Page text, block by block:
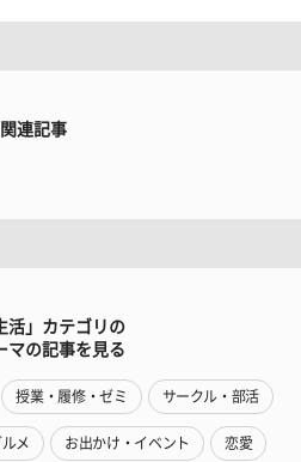
関連記事
活」カテゴリの
マの記事を見る
授業・履修・ゼミ サークル・部活
ルメ お出かけ・イベント 恋愛